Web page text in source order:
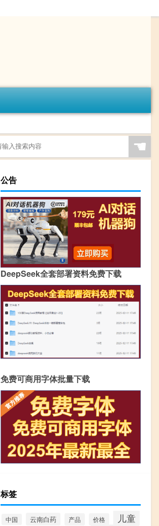
☚
公告
DeepSeek全套部署资料免费下载
免费可商用字体批量下载
标签
中国 云南白药 产品 价格 儿童